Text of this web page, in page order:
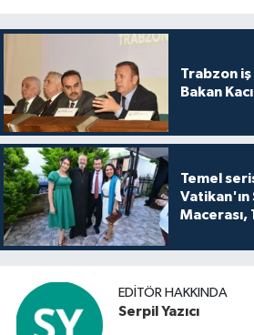
Trabzon iş
Bakan
Temel
Vatikan'ın
Macerası,
buluşuyo
EDITÖR HAKKINDA
Serpil Yazıcı